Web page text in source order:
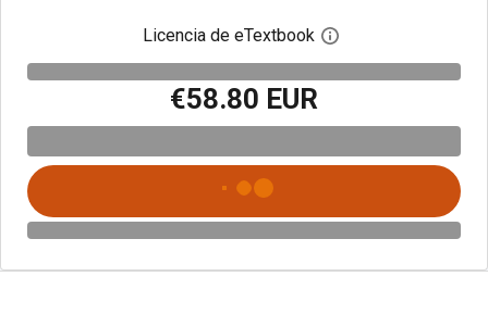
Licencia de eTextbook Abre el cuadro de
€58.80 EUR